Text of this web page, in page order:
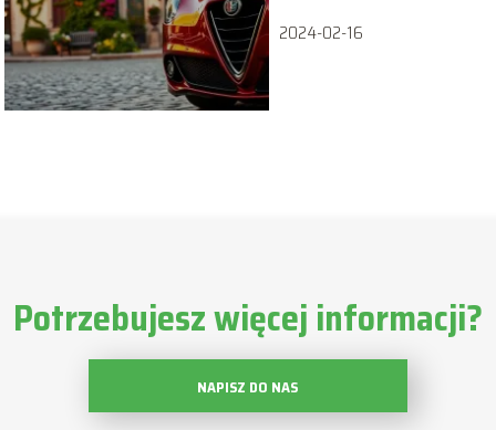
2024-02-16
Potrzebujesz więcej informacji?
NAPISZ DO NAS